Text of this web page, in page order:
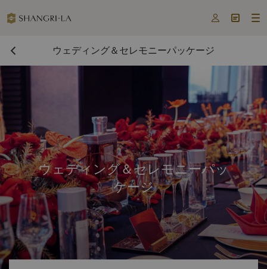
  
ウェディング＆セレモニーパッケージ
ウェディング＆セレモニーパッ
ケージ